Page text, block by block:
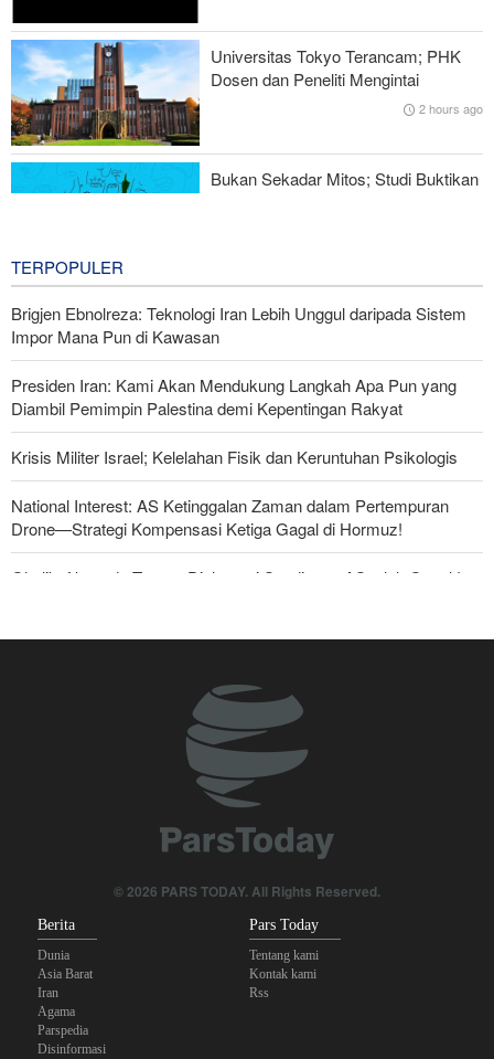
Rencana Bom ISIS di Area Sayidah Zainab Damaskus
Digagalkan
IRGC: Pengakuan Media Asing atas Kekalahan Trump Hasil
Perjuangan Media Revolusioner
Universitas Tokyo Terancam; PHK
Dosen dan Peneliti Mengintai
2 hours ago
Bukan Sekadar Mitos; Studi Buktikan
TERPOPULER
Brigjen Ebnolreza: Teknologi Iran Lebih Unggul daripada Sistem
Impor Mana Pun di Kawasan
Presiden Iran: Kami Akan Mendukung Langkah Apa Pun yang
Diambil Pemimpin Palestina demi Kepentingan Rakyat
Krisis Militer Israel; Kelelahan Fisik dan Keruntuhan Psikologis
National Interest: AS Ketinggalan Zaman dalam Pertempuran
Drone—Strategi Kompensasi Ketiga Gagal di Hormuz!
Ghalibaf kepada Trump: Diplomasi Sandiwara AS telah Gagal !
The Economist: Kesepakatan dengan Iran Opsi Realistis Akhiri
Yahya Saree: Kami Hancurkan Posisi Pasukan Bayaran Saudi
dengan Rudal Balistik dan Drone
Brigjen Akrami Nia: Artesh dalam Kondisi Siaga Penuh
Anggota Kongres AS Khawatirkan Dampak Menipisnya Rudal
© 2026 PARS TODAY. All Rights Reserved.
Berita
Dunia
Asia Barat
Iran
Agama
Parspedia
Disinformasi
Pars Today
Tentang kami
Kontak kami
Rss